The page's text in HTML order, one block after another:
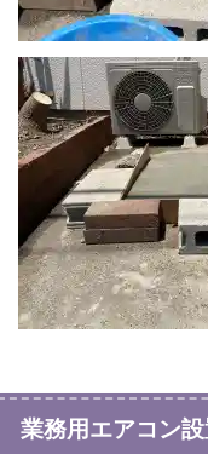
業務用エアコン